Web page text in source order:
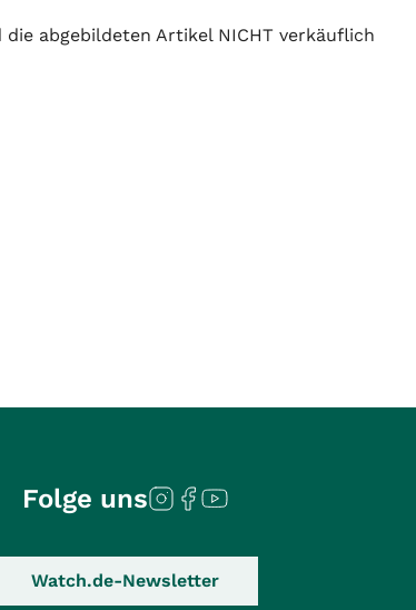
abgebildeten Artikel NICHT verkäuflich
Folge uns
Watch.de-Newsletter